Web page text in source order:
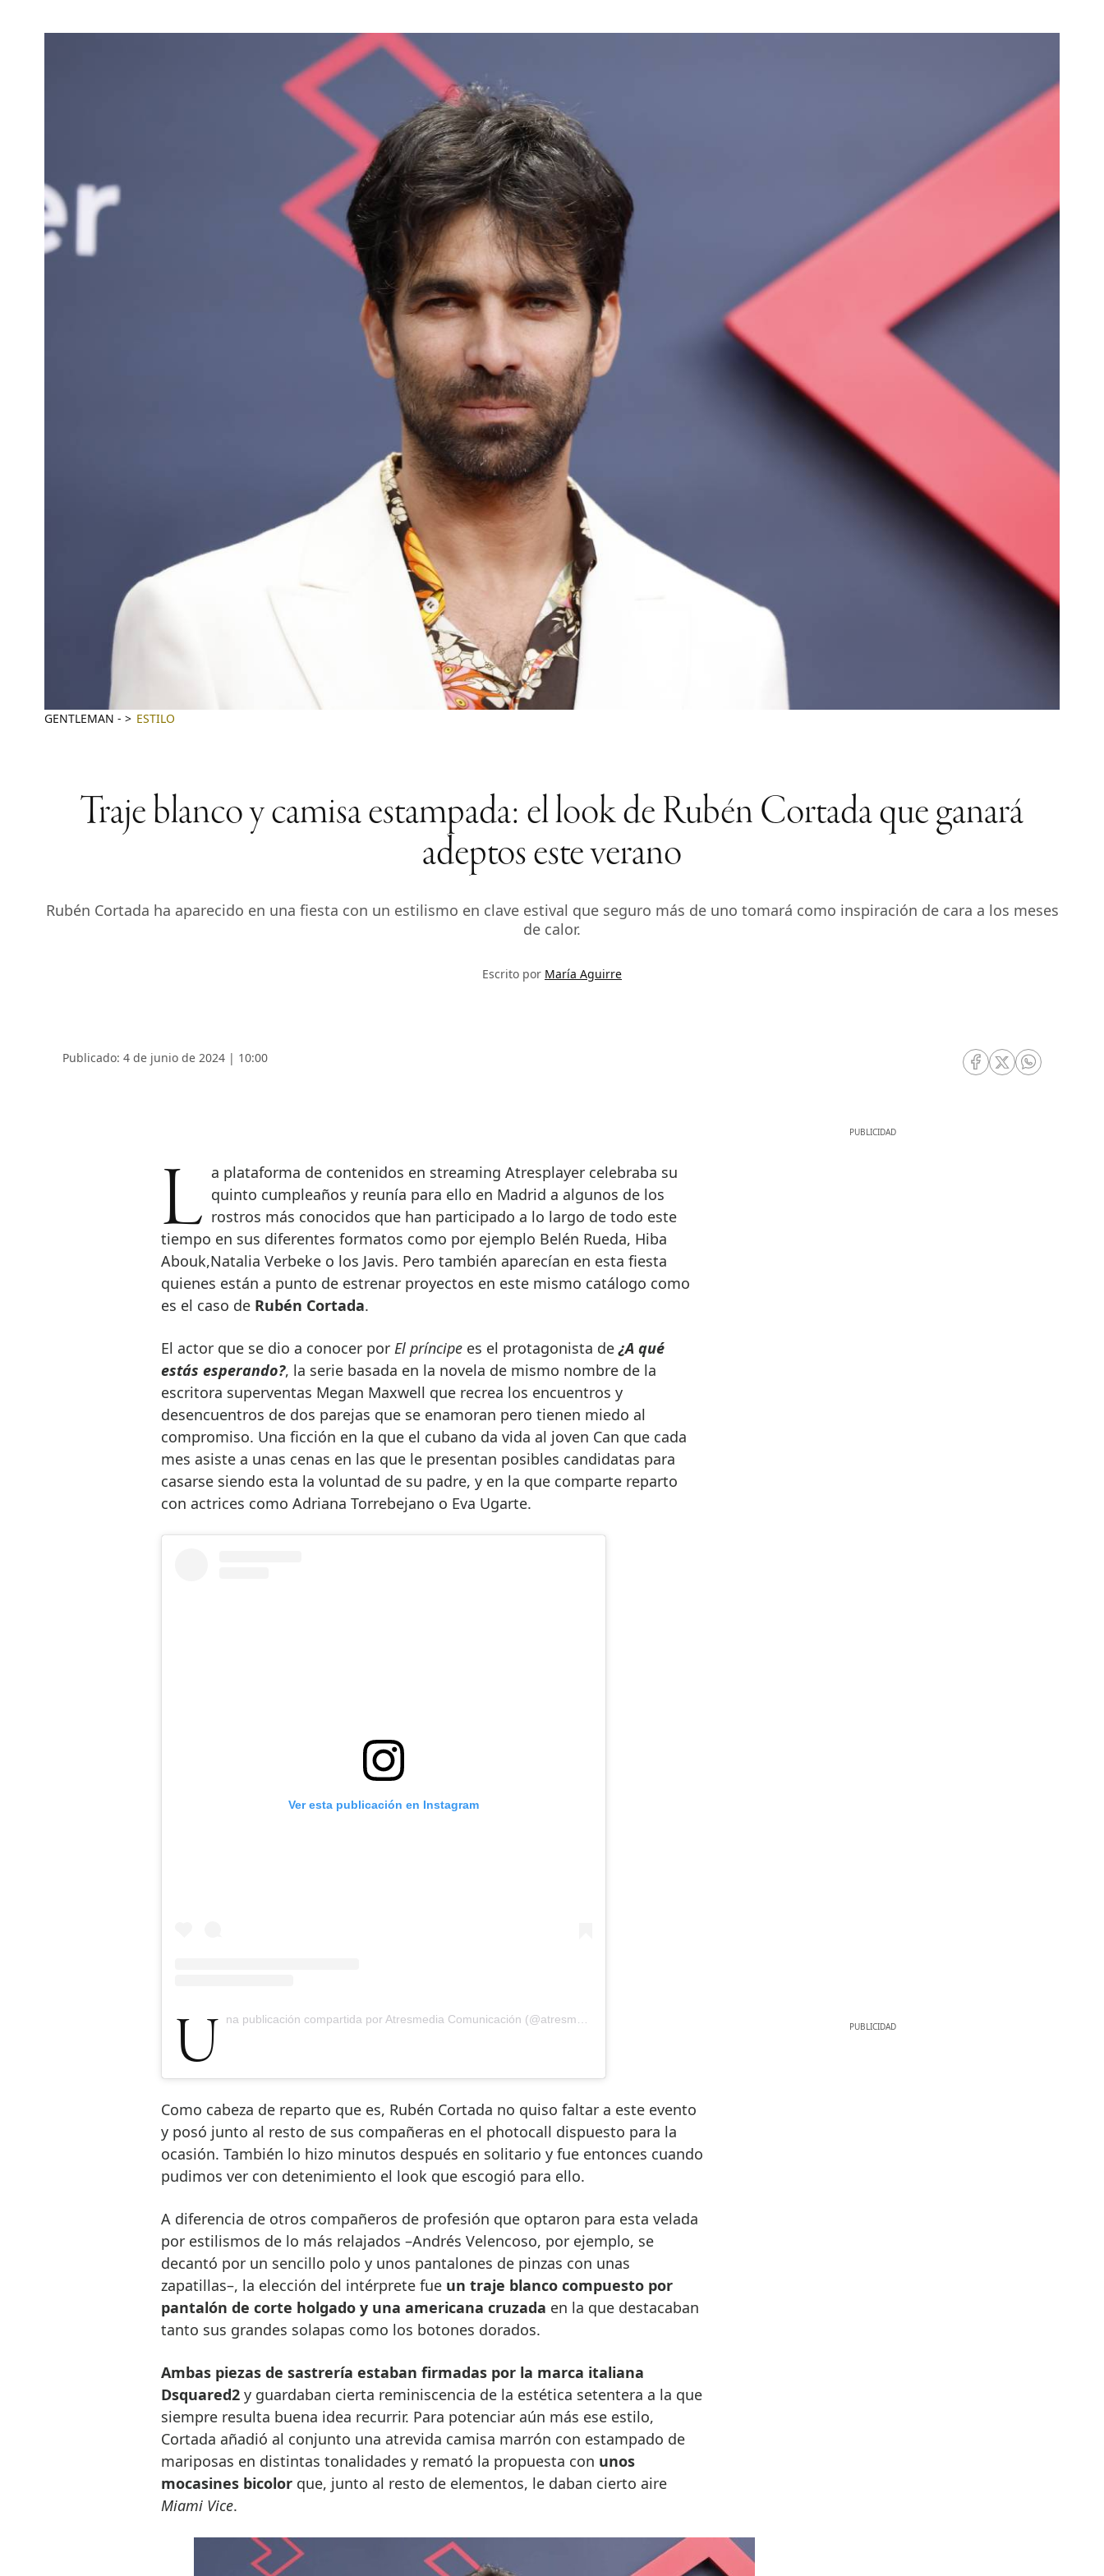
GENTLEMAN - ESTILO
Traje blanco y camisa estampada: el look de Rubén Cortada que ganará
adeptos este verano
Rubén Cortada ha aparecido en una fiesta con un estilismo en clave estival que seguro más de uno tomará como inspiración de cara a los meses
de calor.
Escrito por María Aguirre
Publicado: 4 de junio de 2024 | 10:00
RRSS Facebook
RRSS Twitter
RRSS
La plataforma de contenidos en streaming Atresplayer celebraba su quinto cumpleaños y reunía para ello en Madrid a algunos de los
rostros más conocidos que han participado a lo largo de todo este
tiempo en sus diferentes formatos como por ejemplo Belén Rueda, Hiba
Abouk,Natalia Verbeke o los Javis. Pero también aparecían en esta fiesta
quienes están a punto de estrenar proyectos en este mismo catálogo como
es el caso de Rubén Cortada.
El actor que se dio a conocer por El príncipees el protagonista de ¿A qué
estás esperando?, la serie basada en la novela de mismo nombre de la
escritora superventas Megan Maxwell que recrea los encuentros y
desencuentros de dos parejas que se enamoran pero tienen miedo al
compromiso. Una ficción en la que el cubano da vida al joven Can que cada
mes asiste a unas cenas en las que le presentan posibles candidatas para
casarse siendo esta la voluntad de su padre, y en la que comparte reparto
con actrices como Adriana Torrebejano o Eva Ugarte.
Ver esta publicación en Instagram
Una publicación compartida por Atresmedia Comunicación (@atresmediacom)
Como cabeza de reparto que es, Rubén Cortada no quiso faltar a este evento
y posó junto al resto de sus compañeras en el photocall dispuesto para la
ocasión. También lo hizo minutos después en solitario y fue entonces cuando
pudimos ver con detenimiento el look que escogió para ello.
A diferencia de otros compañeros de profesión que optaron para esta velada
por estilismos de lo más relajados –Andrés Velencoso, por ejemplo, se
decantó por un sencillo polo y unos pantalones de pinzas con unas
zapatillas–, la elección del intérprete fue un traje blanco compuesto por
pantalón de corte holgado y una americana cruzada en la que destacaban
tanto sus grandes solapas como los botones dorados.
Ambas piezas de sastrería estaban firmadas por la marca italiana
Dsquared2y guardaban cierta reminiscencia de la estética setentera a la que
siempre resulta buena idea recurrir. Para potenciar aún más ese estilo,
Cortada añadió al conjunto una atrevida camisa marrón con estampado de
mariposas en distintas tonalidades y remató la propuesta con unos
mocasines bicolorque, junto al resto de elementos, le daban cierto aire
Miami Vice.